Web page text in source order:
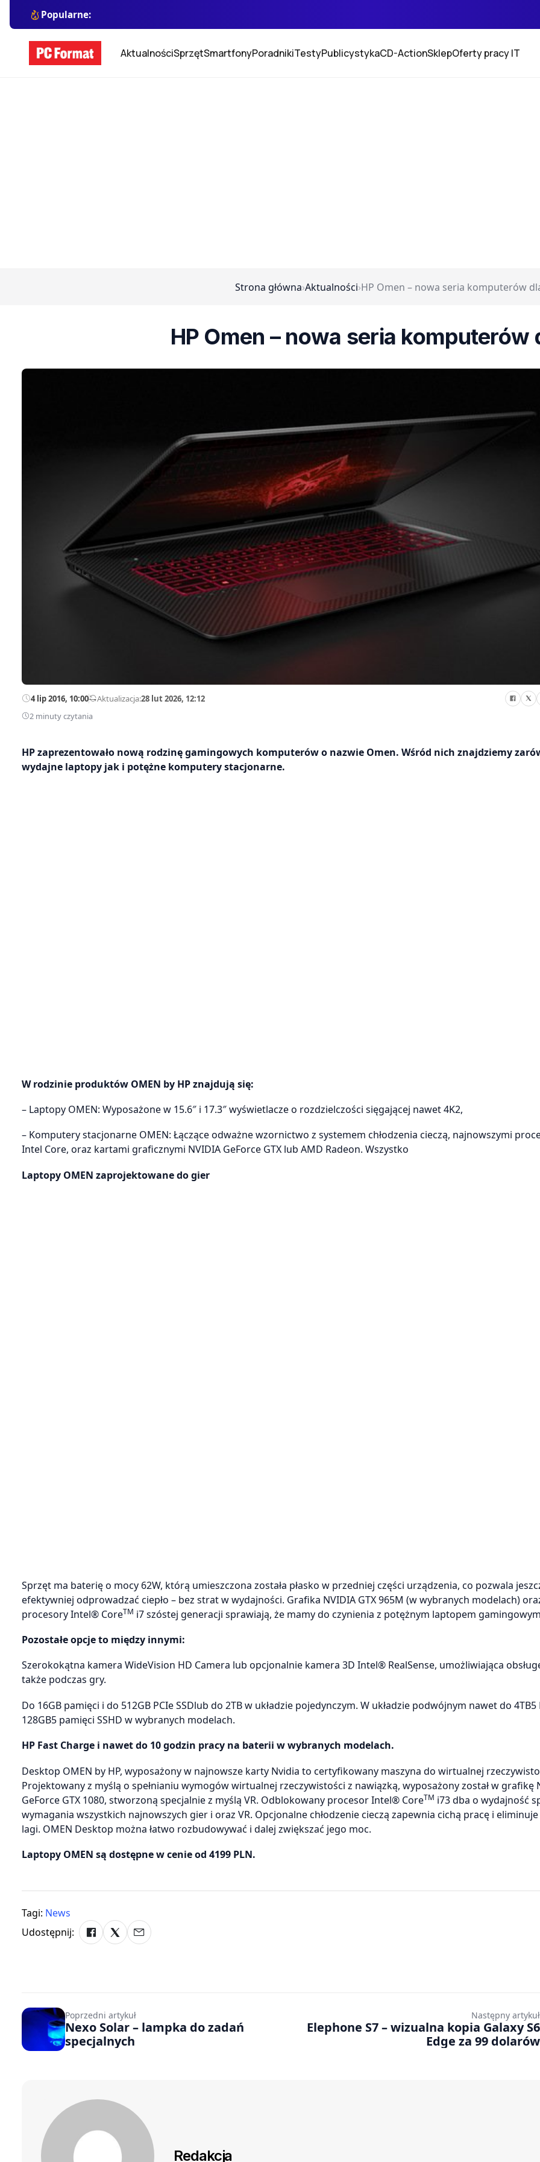
Popularne:
AktualnościSprzętSmartfonyPoradnikiTestyPublicystykaCD-ActionSklepOferty pracy IT
Strona główna›Aktualności›HP Omen – nowa seria komputerów
HP Omen – nowa seria komputerów
4 lip 2016, 10:00—Aktualizacja:28 lut 2026, 12:12
2 minuty czytania
HP zaprezentowało nową rodzinę gamingowych komputerów o nazwie Omen. Wśród nich znajdziemy
wydajne laptopy jak i potężne komputery stacjonarne.
W rodzinie produktów OMEN by HP znajdują się:
– Laptopy OMEN: Wyposażone w 15.6″ i 17.3″ wyświetlacze o rozdzielczości sięgającej nawet 4K2,
– Komputery stacjonarne OMEN: Łączące odważne wzornictwo z systemem chłodzenia cieczą, najnowszymi
Intel Core, oraz kartami graficznymi NVIDIA GeForce GTX lub AMD Radeon. Wszystko
Laptopy OMEN zaprojektowane do gier
Sprzęt ma baterię o mocy 62W, którą umieszczona została płasko w przedniej części urządzenia, co pozwala
efektywniej odprowadzać ciepło – bez strat w wydajności. Grafika NVIDIA GTX 965M (w wybranych modelach)
procesory Intel® CoreTM i7 szóstej generacji sprawiają, że mamy do czynienia z potężnym laptopem
Pozostałe opcje to między innymi:
Szerokokątna kamera WideVision HD Camera lub opcjonalnie kamera 3D Intel® RealSense, umożliwiająca
także podczas gry.
Do 16GB pamięci i do 512GB PCIe SSDlub do 2TB w układzie pojedynczym. W układzie podwójnym nawet do 4TB5
128GB5 pamięci SSHD w wybranych modelach.
HP Fast Charge i nawet do 10 godzin pracy na baterii w wybranych modelach.
Desktop OMEN by HP, wyposażony w najnowsze karty Nvidia to certyfikowany maszyna do wirtualnej
Projektowany z myślą o spełnianiu wymogów wirtualnej rzeczywistości z nawiązką, wyposażony został w grafikę
GeForce GTX 1080, stworzoną specjalnie z myślą VR. Odblokowany procesor Intel® CoreTM i73 dba o wydajność
wymagania wszystkich najnowszych gier i oraz VR. Opcjonalne chłodzenie cieczą zapewnia cichą pracę i
lagi. OMEN Desktop można łatwo rozbudowywać i dalej zwiększać jego moc.
Laptopy OMEN są dostępne w cenie od 4199 PLN.
Tagi: News
Udostępnij:
Poprzedni artykuł
Nexo Solar – lampka do zadań
specjalnych
Następny artykuł
Elephone S7 – wizualna kopia Galaxy S6
Edge za 99 dolarów
Redakcja